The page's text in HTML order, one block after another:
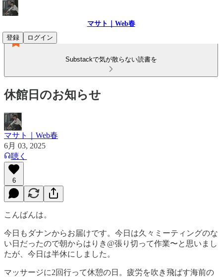
マサト｜Web春
登録
ログイン
Substackで気が散らない読書を
休館日のお知らせ
マサト｜Web春
6月 03, 2025
聴く
6
こんばんは。
今日もダナンからお届けです。今日は久々ミーティングのな
い日だったので朝からはりき@張り切って作業〜と思いまし
たが、今日は半休にしました。
マッサージに2回行って休憩の日。疲労を吹き飛ばす海前の